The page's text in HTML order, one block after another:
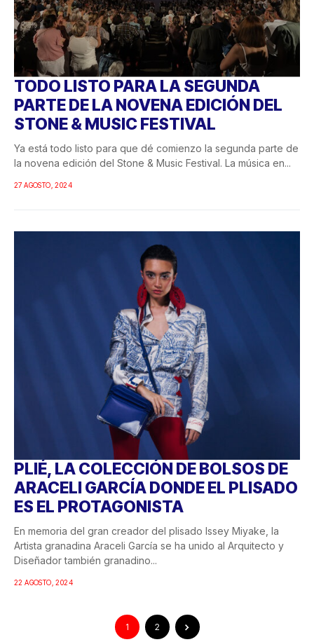
TODO LISTO PARA LA SEGUNDA
PARTE DE LA NOVENA EDICIÓN DEL
STONE & MUSIC FESTIVAL
Ya está todo listo para que dé comienzo la segunda parte de
la novena edición del Stone & Music Festival. La música en...
27 AGOSTO, 2024
PLIÉ, LA COLECCIÓN DE BOLSOS DE
ARACELI GARCÍA DONDE EL PLISADO
ES EL PROTAGONISTA
En memoria del gran creador del plisado Issey Miyake, la
Artista granadina Araceli García se ha unido al Arquitecto y
Diseñador también granadino...
22 AGOSTO, 2024
1 2